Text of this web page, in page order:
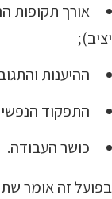
אורך תקופות
יציב);
ההיענות
התפקוד
כושר העבודה.
בפועל זה אומר